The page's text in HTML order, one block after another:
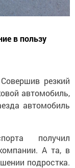
в пользу
резкий
автомобиль,
автомобиль
получил
А та, в
подростка.